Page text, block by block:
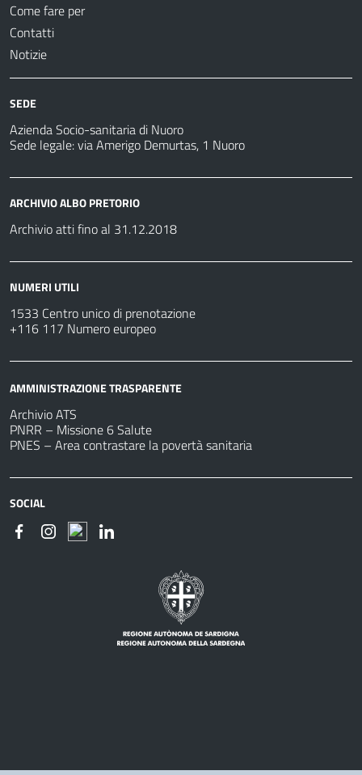
Come fare per
Contatti
Notizie
SEDE
Azienda Socio-sanitaria di Nuoro
Sede legale: via Amerigo Demurtas, 1 Nuoro
ARCHIVIO ALBO PRETORIO
Archivio atti fino al 31.12.2018
NUMERI UTILI
1533 Centro unico di prenotazione
+116 117 Numero europeo
AMMINISTRAZIONE TRASPARENTE
Archivio ATS
PNRR – Missione 6 Salute
PNES – Area contrastare la povertà sanitaria
SOCIAL